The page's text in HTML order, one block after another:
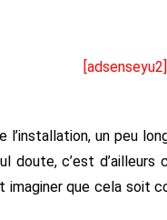
[adsenseyu2]
un peu
doute, c’est
que cela soit